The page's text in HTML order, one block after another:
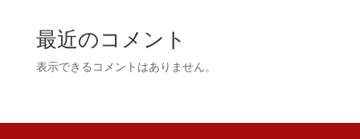
最近のコメント
表示できるコメントはありません。